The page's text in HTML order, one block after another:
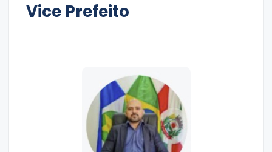
Vice Prefeito